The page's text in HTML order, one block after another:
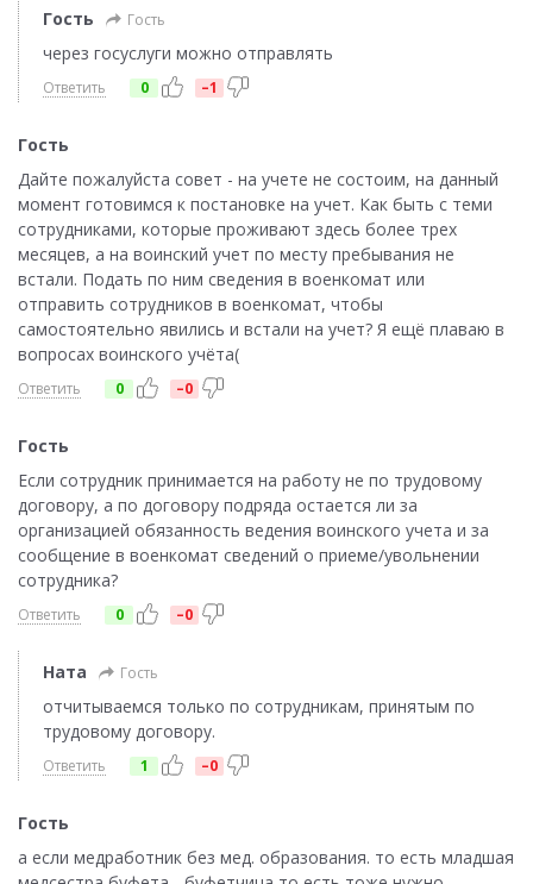
Гость Гость
через госуслуги можно отправлять
Ответить 0 –1
Гость
Дайте пожалуйста совет - на учете не состоим, на данный
момент готовимся к постановке на учет. Как быть с теми
сотрудниками, которые проживают здесь более трех
месяцев, а на воинский учет по месту пребывания не
встали. Подать по ним сведения в военкомат или
отправить сотрудников в военкомат, чтобы
самостоятельно явились и встали на учет? Я ещё плаваю в
вопросах воинского учёта(
Ответить 0 –0
Гость
Если сотрудник принимается на работу не по трудовому
договору, а по договору подряда остается ли за
организацией обязанность ведения воинского учета и за
сообщение в военкомат сведений о приеме/увольнении
сотрудника?
Ответить 0 –0
Ната Гость
отчитываемся только по сотрудникам, принятым по
трудовому договору.
Ответить 1 –0
Гость
а если медработник без мед. образования. то есть младшая